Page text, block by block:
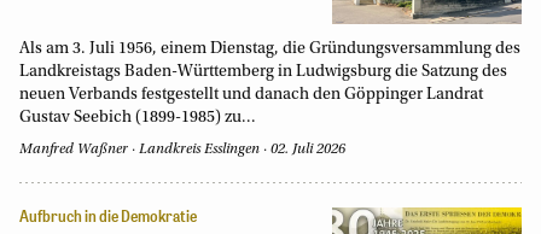
Als am 3. Juli 1956, einem Dienstag, die Gründungsversammlung des
Landkreistags Baden-Württemberg in Ludwigsburg die Satzung des
neuen Verbands festgestellt und danach den Göppinger Landrat
Gustav Seebich (1899-1985) zu...
Manfred Waßner · Landkreis Esslingen · 02. Juli 2026
Aufbruch in die Demokratie